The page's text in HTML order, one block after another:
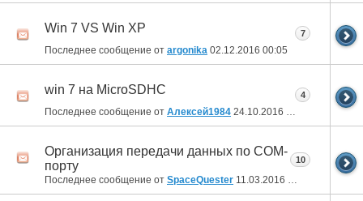
Win 7 VS Win XP
Последнее сообщение от argonika 02.12.2016 00:05
7
win 7 на MicroSDHC
Последнее сообщение от Алексей1984 24.10.2016 12:59
4
Организация передачи данных по COM-
порту
Последнее сообщение от SpaceQuester 11.03.2016 13:31
10